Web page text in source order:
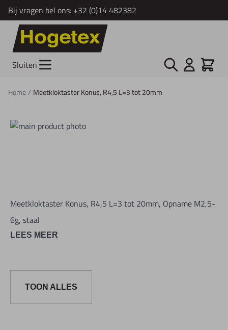
Bij vragen bel ons: +32 (0)14 482382
Ga naar de inhoud
Sluiten Zoek Cart
Home/ Meetkloktaster Konus, R4,5 L=3 tot 20mm
Meetkloktaster Konus, R4,5 L=3 tot 20mm, Opname M2,5-
6g, staal
LEES MEER
TOON ALLES